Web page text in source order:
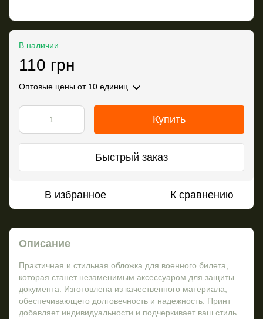
В наличии
110 грн
Оптовые цены от 10 единиц
Купить
Быстрый заказ
В избранное К сравнению
Описание
Практичная и стильная обложка для военного билета,
которая станет незаменимым аксессуаром для защиты
документа. Изготовлена из качественного материала,
обеспечивающего долговечность и надежность. Принт
добавляет индивидуальности и подчеркивает ваш стиль.